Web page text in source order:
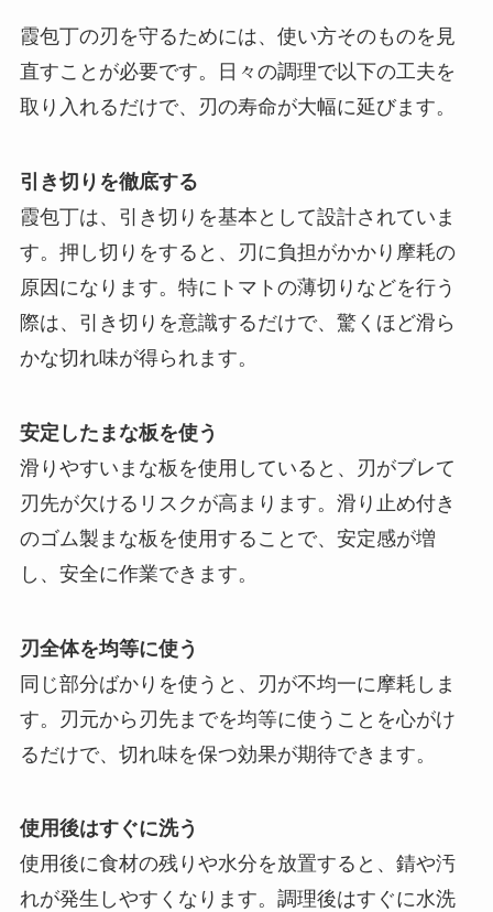
霞包丁の刃を守るためには、使い方そのものを見
直すことが必要です。日々の調理で以下の工夫を
取り入れるだけで、刃の寿命が大幅に延びます。
引き切りを徹底する
霞包丁は、引き切りを基本として設計されていま
す。押し切りをすると、刃に負担がかかり摩耗の
原因になります。特にトマトの薄切りなどを行う
際は、引き切りを意識するだけで、驚くほど滑ら
かな切れ味が得られます。
安定したまな板を使う
滑りやすいまな板を使用していると、刃がブレて
刃先が欠けるリスクが高まります。滑り止め付き
のゴム製まな板を使用することで、安定感が増
し、安全に作業できます。
刃全体を均等に使う
同じ部分ばかりを使うと、刃が不均一に摩耗しま
す。刃元から刃先までを均等に使うことを心がけ
るだけで、切れ味を保つ効果が期待できます。
使用後はすぐに洗う
使用後に食材の残りや水分を放置すると、錆や汚
れが発生しやすくなります。調理後はすぐに水洗